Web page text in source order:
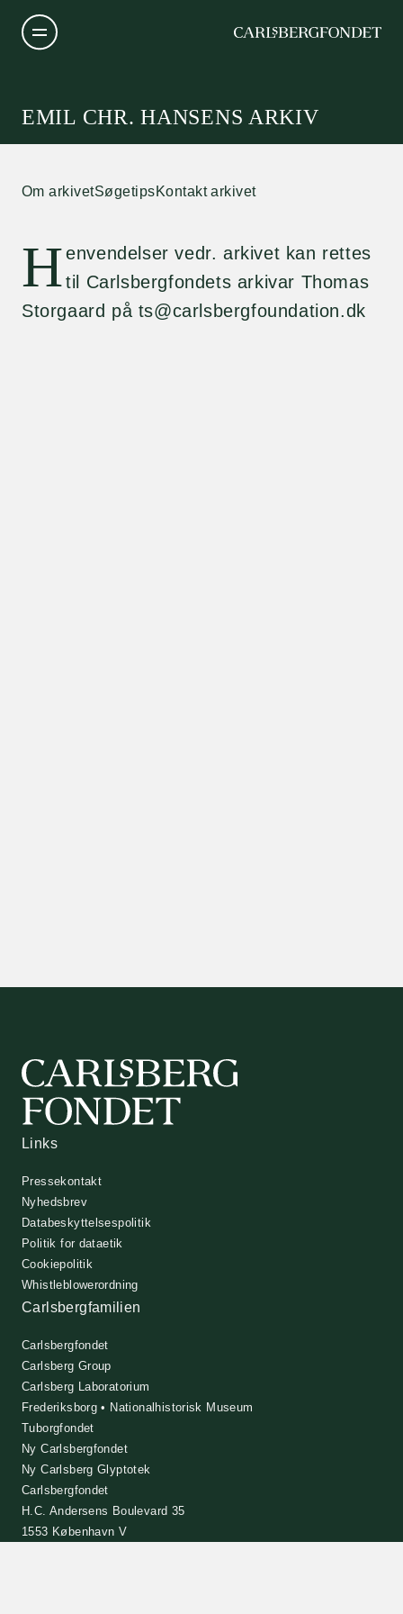
EMIL CHR. HANSENS ARKIV
Om arkivetSøgetipsKontakt arkivet
H envendelser vedr. arkivet kan rettes
til Carlsbergfondets arkivar Thomas
Storgaard på ts@carlsbergfoundation.dk
Links
Pressekontakt
Nyhedsbrev
Databeskyttelsespolitik
Politik for dataetik
Cookiepolitik
Whistleblowerordning
Carlsbergfamilien
Carlsbergfondet
Carlsberg Group
Carlsberg Laboratorium
Frederiksborg • Nationalhistorisk Museum
Tuborgfondet
Ny Carlsbergfondet
Ny Carlsberg Glyptotek
Carlsbergfondet
H.C. Andersens Boulevard 35
1553 København V